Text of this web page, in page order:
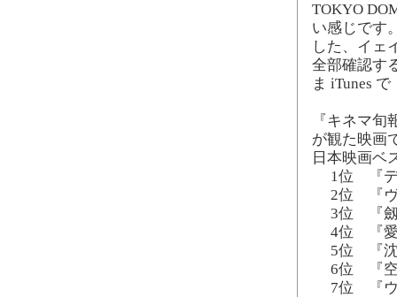
TOKYO
い感じです
した、イェ
全部確認す
ま iTunes
『キネマ
が観た映画
日本映画ベ
1位 『デ
2位 『ヴ
3位 『劔
4位 『愛
5位 『沈
6位 『空
7位 『ウ